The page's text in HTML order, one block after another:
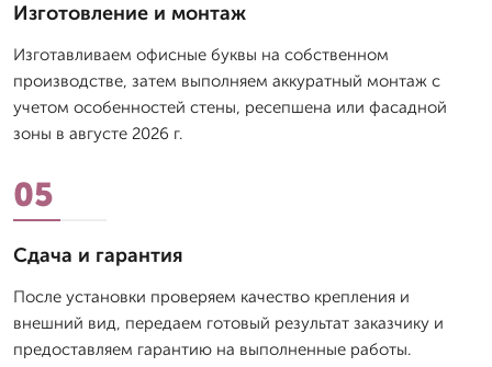
Изготовление и монтаж
Изготавливаем офисные буквы на собственном
производстве, затем выполняем аккуратный монтаж с
учетом особенностей стены, ресепшена или фасадной
зоны в августе 2026 г.
05
Сдача и гарантия
После установки проверяем качество крепления и
внешний вид, передаем готовый результат заказчику и
предоставляем гарантию на выполненные работы.